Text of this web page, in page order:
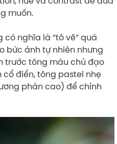
muốn.
có nghĩa là “tô vẽ” quá
bức ảnh tự nhiên nhưng
trước tông màu chủ đạo
điển, tông pastel nhẹ
phản cao) để chỉnh